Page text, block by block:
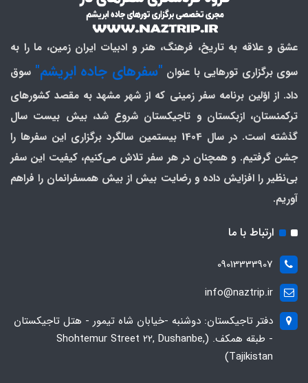
عشق و علاقه به تاریخ، فرهنگ، هنر و ادبیات ایران زمین، ما را به
سوی برگزاری تورهایی با عنوان "سفرهای جاده ابریشم" سوق
داد. از اوّلین برنامه سفر زمینی که از شهر مشهد به مقصد کشورهای
ترکمنستان، ازبکستان و تاجیکستان شروع شد، بیش بیست سال
گذشته است. در سال 1404 بیستمین سالگرد برگزاری این سفرها را
جشن گرفتیم. و همچنان در هر سفر تلاش می‌کنیم، کیفیت این سفر
بی‌نظیر را افزایش داده و رضایت بیش از بیش همسفرانمان را فراهم
آوریم.
ارتباط با ما
09013333907
info@naztrip.ir
دفتر تاجیکستان: دوشنبه -خیابان شاه تیمور - هتل تاجیکستان
- طبقه همکف. (Shohtemur Street 22, Dushanbe,
Tajikistan)